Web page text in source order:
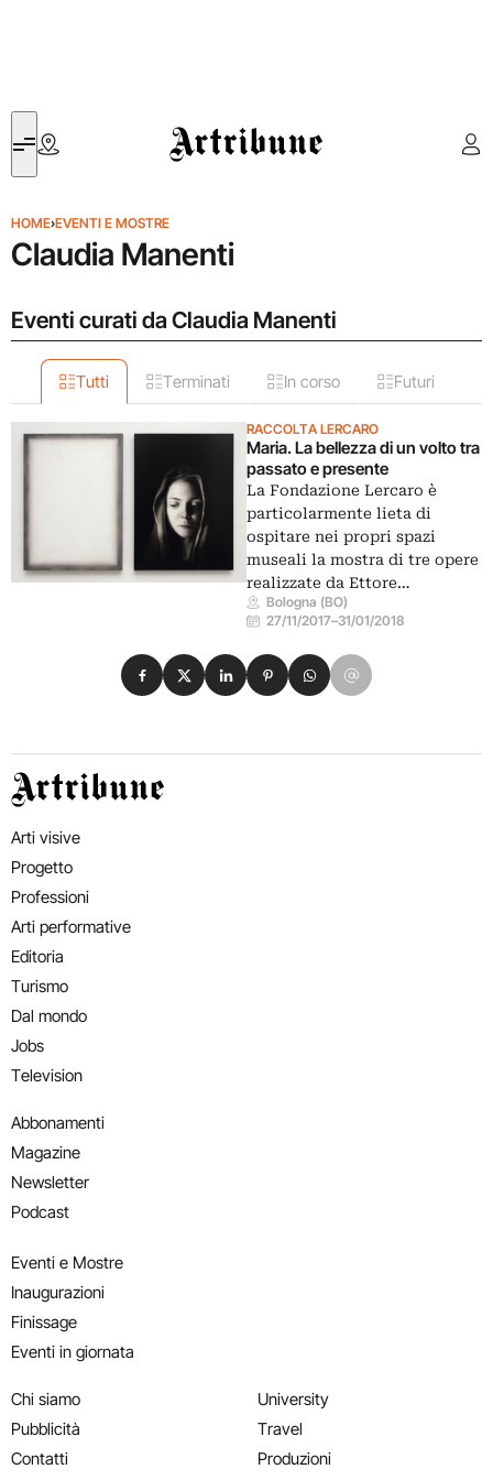
Artribune
HOME›EVENTI E MOSTRE
Claudia Manenti
Eventi curati da Claudia Manenti
Tutti Terminati In corso Futuri
RACCOLTA LERCARO
Maria. La bellezza di un volto tra
passato e presente
La Fondazione Lercaro è
particolarmente lieta di
ospitare nei propri spazi
museali la mostra di tre opere
realizzate da Ettore…
Bologna (BO)
27/11/2017–31/01/2018
Condividi su Facebook
Condividi su X
Condividi su LinkedIn
Condividi su Pinterest
Condividi su WhatsApp
Condividi su Email
Artribune
Arti visive
Progetto
Professioni
Arti performative
Editoria
Turismo
Dal mondo
Jobs
Television
Abbonamenti
Magazine
Newsletter
Podcast
Eventi e Mostre
Inaugurazioni
Finissage
Eventi in giornata
Chi siamo
Pubblicità
Contatti
University
Travel
Produzioni